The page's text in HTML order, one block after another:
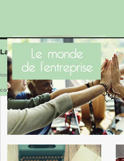
Laisser un commentaire
Votre adresse e-mail ne sera pas publiée. Les champs
COMMENTAIRE